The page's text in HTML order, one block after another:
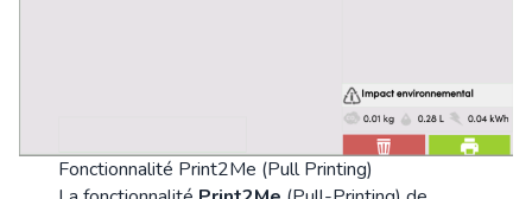
Fonctionnalité Print2Me (Pull Printing)